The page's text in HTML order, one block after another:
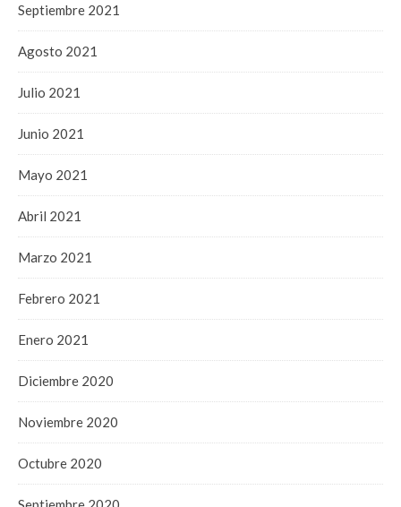
Septiembre 2021
Agosto 2021
Julio 2021
Junio 2021
Mayo 2021
Abril 2021
Marzo 2021
Febrero 2021
Enero 2021
Diciembre 2020
Noviembre 2020
Octubre 2020